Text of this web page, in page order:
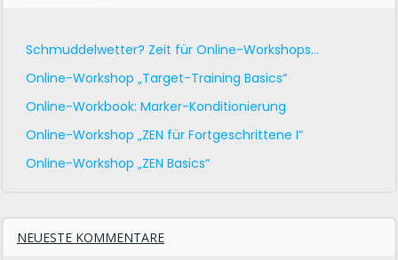
Schmuddelwetter? Zeit für Online-Workshops…
Online-Workshop „Target-Training Basics“
Online-Workbook: Marker-Konditionierung
Online-Workshop „ZEN für Fortgeschrittene I“
Online-Workshop „ZEN Basics“
NEUESTE KOMMENTARE